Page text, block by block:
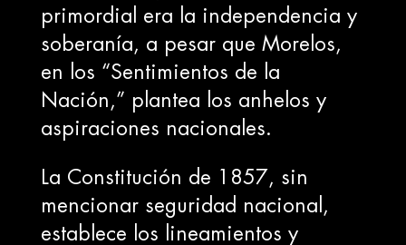
primordial era la independencia y
soberanía, a pesar que Morelos,
en los “Sentimientos de la
Nación,” plantea los anhelos y
aspiraciones nacionales.
La Constitución de 1857, sin
mencionar seguridad nacional,
establece los lineamientos y